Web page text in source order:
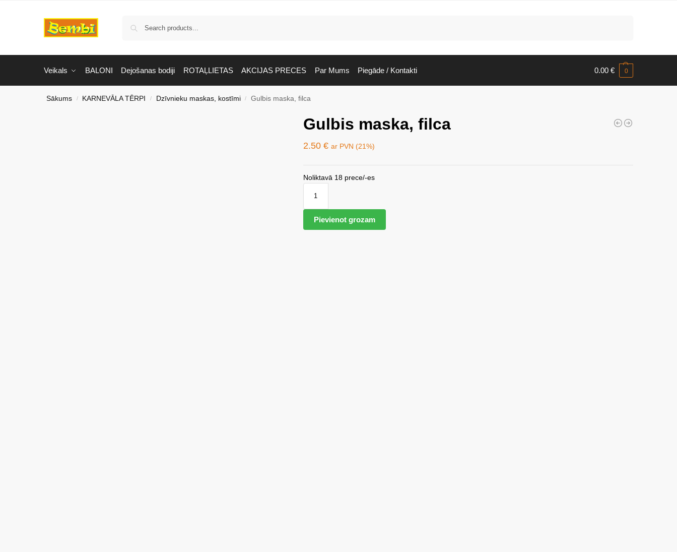
Veikals BALONI Dejošanas bodiji ROTAĻLIETAS AKCIJAS PRECES Par Mums Piegāde / Kontakti 0.00 € 0
Sākums / KARNEVĀLA TĒRPI / Dzīvnieku maskas, kostīmi / Gulbis maska, filca
Gulbis maska, filca
2.50 € ar PVN (21%)
Noliktavā 18 prece/-es
Pievienot grozam